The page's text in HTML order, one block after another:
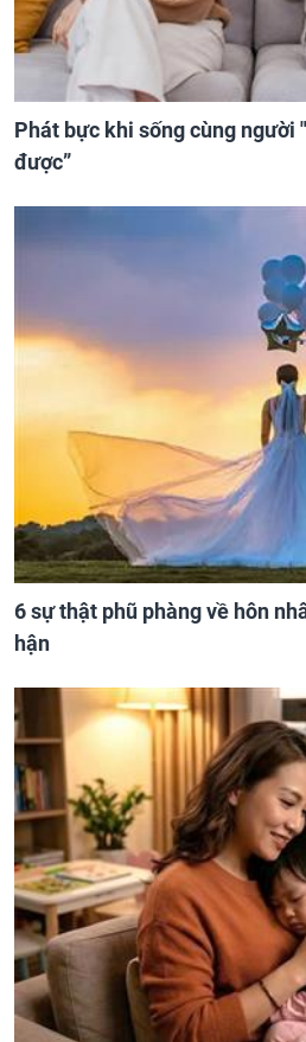
Phát bực khi sống cùng người
được”
6 sự thật phũ phàng về hôn
hận